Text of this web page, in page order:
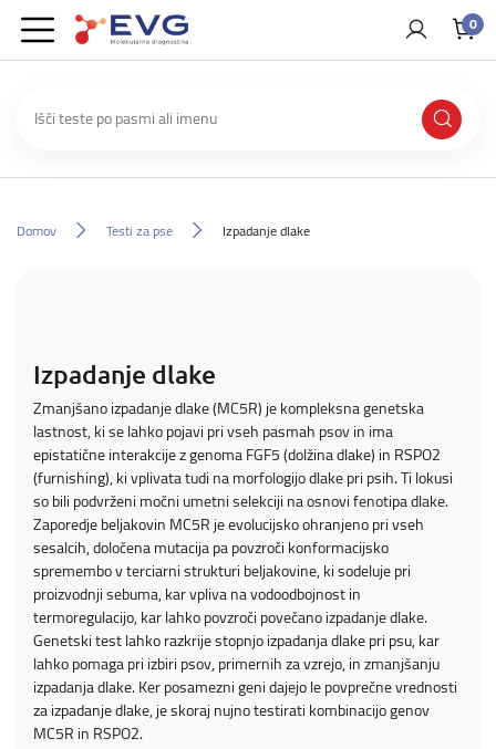
0
Domov Testi za pse Izpadanje dlake
Izpadanje dlake
Zmanjšano izpadanje dlake (MC5R) je kompleksna genetska
lastnost, ki se lahko pojavi pri vseh pasmah psov in ima
epistatične interakcije z genoma FGF5 (dolžina dlake) in RSPO2
(furnishing), ki vplivata tudi na morfologijo dlake pri psih. Ti lokusi
so bili podvrženi močni umetni selekciji na osnovi fenotipa dlake.
Zaporedje beljakovin MC5R je evolucijsko ohranjeno pri vseh
sesalcih, določena mutacija pa povzroči konformacijsko
spremembo v terciarni strukturi beljakovine, ki sodeluje pri
proizvodnji sebuma, kar vpliva na vodoodbojnost in
termoregulacijo, kar lahko povzroči povečano izpadanje dlake.
Genetski test lahko razkrije stopnjo izpadanja dlake pri psu, kar
lahko pomaga pri izbiri psov, primernih za vzrejo, in zmanjšanju
izpadanja dlake. Ker posamezni geni dajejo le povprečne vrednosti
za izpadanje dlake, je skoraj nujno testirati kombinacijo genov
MC5R in RSPO2.